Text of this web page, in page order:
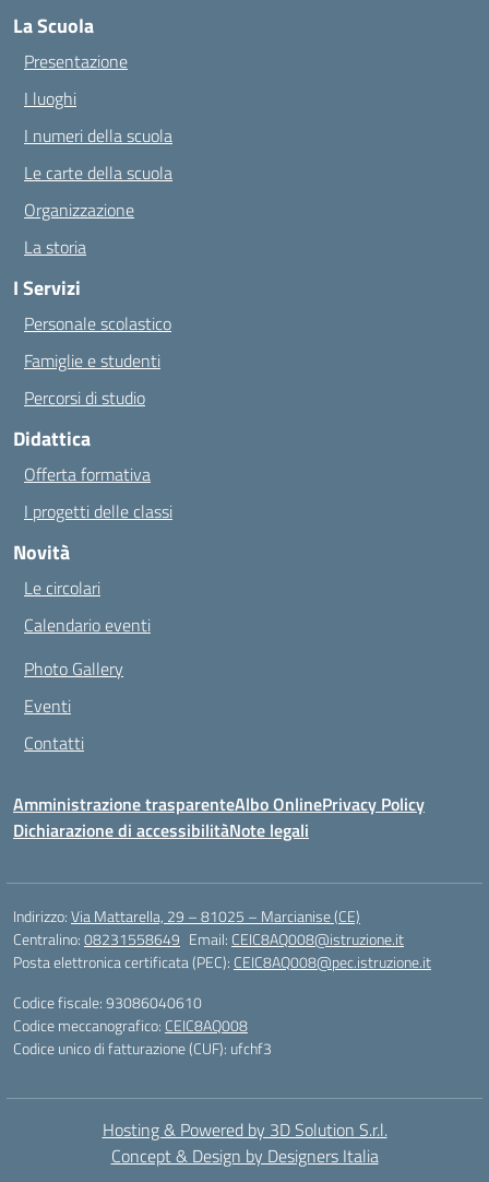
La Scuola
Presentazione
I luoghi
I numeri della scuola
Le carte della scuola
Organizzazione
La storia
I Servizi
Personale scolastico
Famiglie e studenti
Percorsi di studio
Didattica
Offerta formativa
I progetti delle classi
Novità
Le circolari
Calendario eventi
Photo Gallery
Eventi
Contatti
Amministrazione trasparenteAlbo OnlinePrivacy Policy
Dichiarazione di accessibilitàNote legali
Indirizzo:Via Mattarella, 29 – 81025 – Marcianise (CE)
Centralino:08231558649 Email: CEIC8AQ008@istruzione.it
Posta elettronica certificata (PEC): CEIC8AQ008@pec.istruzione.it
Codice fiscale: 93086040610
Codice meccanografico: CEIC8AQ008
Codice unico di fatturazione (CUF): ufchf3
Hosting & Powered by 3D Solution S.r.l.
Concept & Design by Designers Italia